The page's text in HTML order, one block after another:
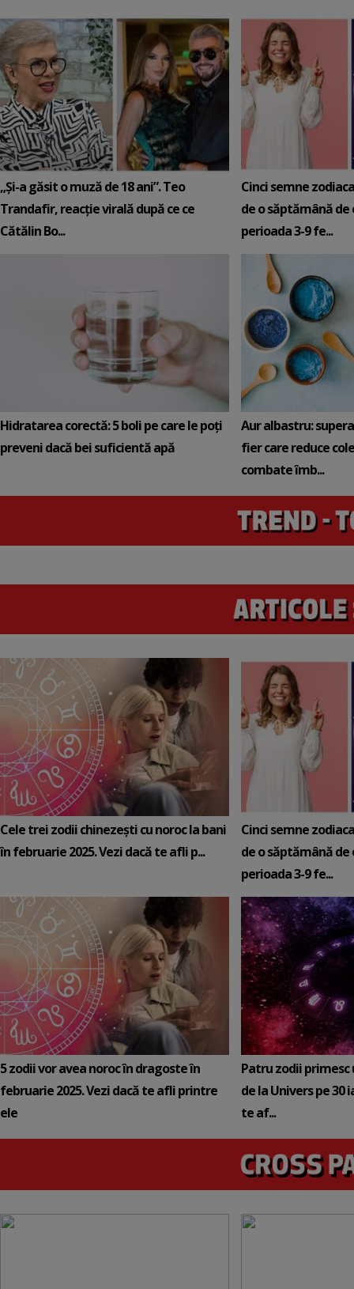
„Și-a găsit o muză de 18 ani”. Teo
Trandafir, reacție virală după ce ce
Cătălin Bo...
Cinci semne
de o săptămână de
perioada 3-9 fe...
Hidratarea corectă: 5 boli pe care le poți
preveni dacă bei suficientă apă
Aur albastru:
fier care reduce
combate îmb...
Cele trei zodii chinezești cu noroc la bani
în februarie 2025. Vezi dacă te afli p...
Cinci semne
de o săptămână de
perioada 3-9 fe...
5 zodii vor avea noroc în dragoste în
februarie 2025. Vezi dacă te afli printre
ele
Patru zodii primesc
de la Univers pe 30
te af...